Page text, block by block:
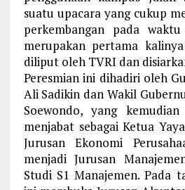
suatu upacara yang cukup
perkembangan pada
merupakan pertama
diliput oleh TVRI dan
Peresmian ini dihadiri oleh
Ali Sadikin dan Wakil
Soewondo, yang
menjabat sebagai Ketua
Jurusan Ekonomi
menjadi Jurusan
Studi S1 Manajemen. Pada